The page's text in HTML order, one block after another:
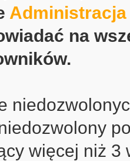
Administracja
na
więcej niż